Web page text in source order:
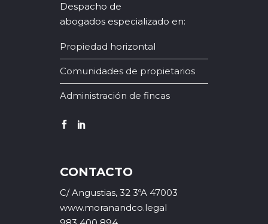
Despacho de
abogados especializado en:
Propiedad horizontal
Comunidades de propietarios
Administración de fincas
CONTACTO
C/ Angustias, 32 3ºA 47003
www.moranandco.legal